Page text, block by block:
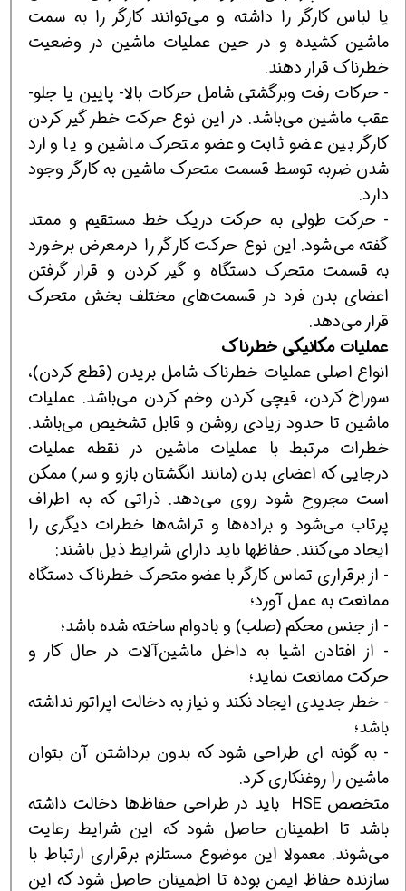
یا لباس كارگر را داشته و می‌توانند كارگر را به سمت
ماشین كشیده و در حین عملیات ماشین در وضعیت
خطرناك قرار دهند.
- حركات رفت وبرگشتی شامل حركات بالا- پایین یا جلو-
عقب ماشین می‌باشد. در این نوع حركت خطر گیر كردن
كارگر بین عضو ثابت وعضو متحرك ماشین و یا وارد
شدن ضربه توسط قسمت متحرك ماشین به كارگر وجود
دارد.
- حركت طولی به حركت دریك خط مستقیم و ممتد
گفته می‌شود. این نوع حركت كارگر را درمعرض برخورد
به قسمت متحرك دستگاه و گیر كردن و قرار گرفتن
اعضای بدن فرد در قسمت‌های مختلف بخش متحرك
قرار می‌دهد.
عملیات مكانیكی خطرناك
انواع اصلی عملیات خطرناك شامل بریدن (قطع كردن)،
سوراخ كردن، قیچی كردن وخم كردن می‌باشد. عملیات
ماشین تا حدود زیادی روشن و قابل تشخیص می‌باشد.
خطرات مرتبط با عملیات ماشین در نقطه عملیات
درجایی كه اعضای بدن (مانند انگشتان بازو و سر) ممكن
است مجروح شود روی می‌دهد. ذراتی كه به اطراف
پرتاب می‌شود و براده‌ها و تراشه‌ها خطرات دیگری را
ایجاد می‌كنند. حفاظها باید دارای شرایط ذیل باشند:
- از برقراری تماس كارگر با عضو متحرك خطرناك دستگاه
ممانعت به عمل آورد؛
- از جنس محكم (صلب) و بادوام ساخته شده باشد؛
- از افتادن اشیا به داخل ماشین‌آلات در حال كار و
حركت ممانعت نماید؛
- خطر جدیدی ایجاد نكند و نیاز به دخالت اپراتور نداشته
باشد؛
- به گونه ای طراحی شود كه بدون برداشتن آن بتوان
ماشین را روغنكاری كرد.
متخصص HSE باید در طراحی حفاظ‌ها دخالت داشته
باشد تا اطمینان حاصل شود كه این شرایط رعایت
می‌شوند. معمولا این موضوع مستلزم برقراری ارتباط با
سازنده حفاظ ایمن بوده تا اطمینان حاصل شود كه این